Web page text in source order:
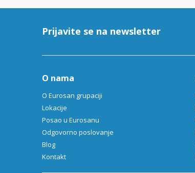
Prijavite se na newsletter
O nama
O Eurosan grupaciji
Lokacije
Posao u Eurosanu
Odgovorno poslovanje
Blog
Kontakt